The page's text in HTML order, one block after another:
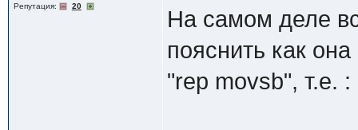
Репутация: 20
На самом деле
пояснить как
"rep movsb", т.е. :